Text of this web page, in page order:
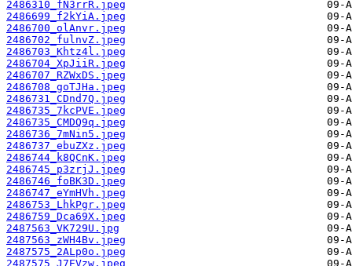
2486310_fN3rrR.jpeg
2486699_f2kYiA.jpeg
2486700_olAnvr.jpeg
2486702_fulnvZ.jpeg
2486703_Khtz4l.jpeg
2486704_XpJiiR.jpeg
2486707_RZWxDS.jpeg
2486708_goTJHa.jpeg
2486731_CDnd7Q.jpeg
2486735_7kcPVE.jpeg
2486735_CMDQ9q.jpeg
2486736_7mNin5.jpeg
2486737_ebuZXz.jpeg
2486744_k8QCnK.jpeg
2486745_p3zrjJ.jpeg
2486746_foBK3D.jpeg
2486747_eYmHVh.jpeg
2486753_LhkPgr.jpeg
2486759_Dca69X.jpeg
2487563_VK729U.jpg
2487563_zWH4Bv.jpeg
2487575_2ALp0o.jpeg
2487575_J7EVzw.jpeg